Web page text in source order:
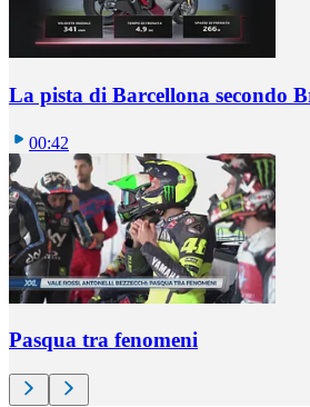
La pista di Barcellona secondo
00:42
Pasqua tra fenomeni